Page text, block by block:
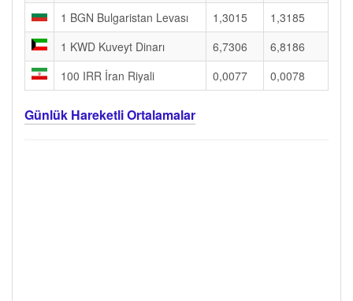
1 BGN Bulgaristan Levası
1,3015
1,3185
1 KWD Kuveyt Dinarı
6,7306
6,8186
100 IRR İran Riyali
0,0077 0,0078
Günlük Hareketli Ortalamalar